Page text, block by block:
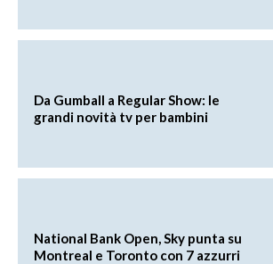
Da Gumball a Regular Show: le
grandi novità tv per bambini
National Bank Open, Sky punta su
Montreal e Toronto con 7 azzurri